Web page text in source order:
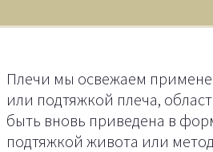
Плечи мы освежаем
или подтяжкой плеча,
быть вновь приведена в
подтяжкой живота или